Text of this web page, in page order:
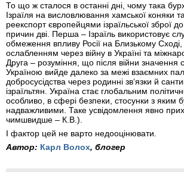
То що ж сталося в останні дні, чому така
Ізраїля на висловлювання хамської коняки
реекспорт європейцями ізраїльської зброї
причин дві. Перша – Ізраїль використовує
обмеження впливу Росії на Близькому Сході,
ослабленням через війну в Україні та
Друга – розуміння, що після війни значення
Україною вийде далеко за межі взаємних
добросусідства через родинні зв‘язки й
ізраїльтян. Україна стає глобальним
особливо, в сфері безпеки, стосунки з яким
надважливими. Таке усвідомлення явно
чимшвидше – К.В.).
І фактор цей не варто недооцінювати.
Автор: Карл Волох, блогер